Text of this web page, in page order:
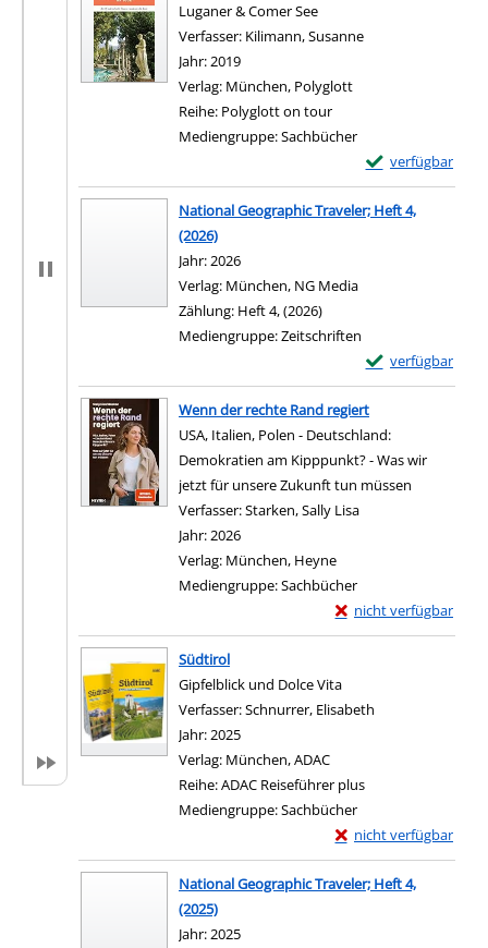
Luganer & Comer See
Verfasser: Kilimann, Susanne
Jahr:2019
Verlag: München, Polyglott
Reihe: Polyglott on tour
Mediengruppe:Sachbücher
verfügbar
Exemplar-Details
Zum Download
National Geographic Traveler; Heft 4,
(2026)
Suche nach diesem Verfasser
Jahr:2026
Verlag: München, NG Media
Zählung: Heft 4, (2026)
Mediengruppe:Zeitschriften
verfügbar
Exemplar-Details
Zum Download
Wenn der rechte Rand regiert
USA, Italien, Polen - Deutschland:
Demokratien am Kipppunkt? - Was wir
jetzt für unsere Zukunft tun müssen
Verfasser:Starken, Sally Lisa
Jahr:2026
Verlag: München, Heyne
Mediengruppe:Sachbücher
nicht verfügbar
Exemplar-Details von
Zum Download von
Südtirol
Gipfelblick und Dolce Vita
Verfasser:Schnurrer, Elisabeth
Jahr:2025
Verlag: München, ADAC
Reihe:ADAC Reiseführer plus
Mediengruppe:Sachbücher
nicht verfügbar
Exemplar-Details von
Zum Download von
National Geographic Traveler; Heft 4,
(2025)
Suche nach diesem Verfasser
Jahr:2025